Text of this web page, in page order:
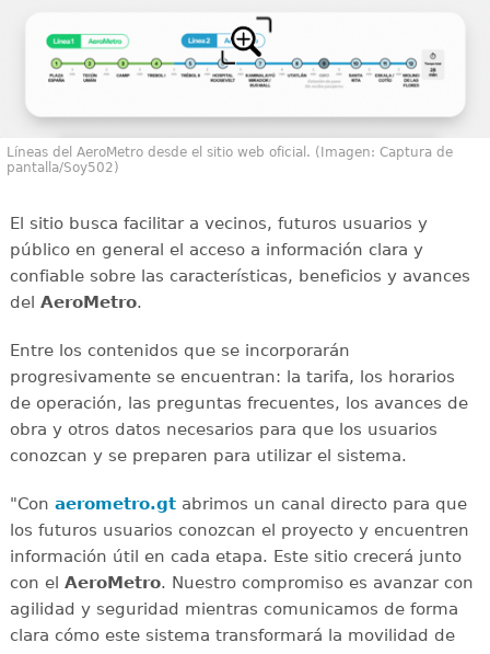
Líneas del AeroMetro desde el sitio web oficial. (Imagen: Captura de
pantalla/Soy502)
El sitio busca facilitar a vecinos, futuros usuarios y
público en general el acceso a información clara y
confiable sobre las características, beneficios y avances
del AeroMetro.
Entre los contenidos que se incorporarán
progresivamente se encuentran: la tarifa, los horarios
de operación, las preguntas frecuentes, los avances de
obra y otros datos necesarios para que los usuarios
conozcan y se preparen para utilizar el sistema.
"Con aerometro.gtabrimos un canal directo para que
los futuros usuarios conozcan el proyecto y encuentren
información útil en cada etapa. Este sitio crecerá junto
con el AeroMetro. Nuestro compromiso es avanzar con
agilidad y seguridad mientras comunicamos de forma
clara cómo este sistema transformará la movilidad de